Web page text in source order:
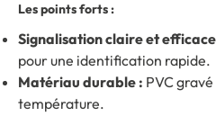
Les points forts :
Signalisation claire et
pour une identification rapide.
Matériau durable : PVC
température.